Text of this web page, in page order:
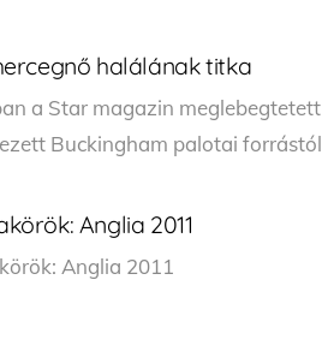
halálának titka
a Star magazin
Buckingham palotai
Anglia 2011
Anglia